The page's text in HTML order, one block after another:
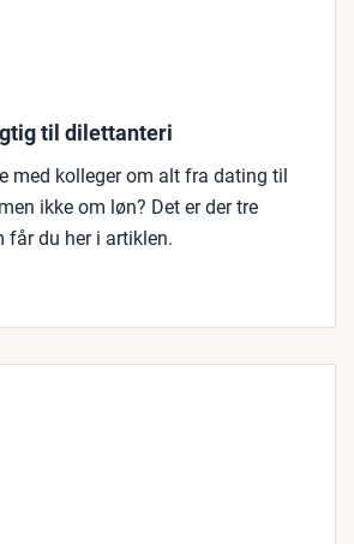
til dilettanteri
med kolleger om alt fra dating til
ikke om løn? Det er der tre
får du her i artiklen.